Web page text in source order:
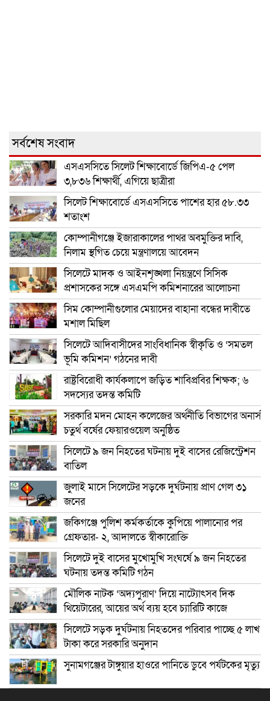
সর্বশেষ সংবাদ
এসএসসিতে সিলেট শিক্ষাবোর্ডে জিপিএ-৫ পেল
৩,৮৩৬ শিক্ষার্থী, এগিয়ে ছাত্রীরা
সিলেট শিক্ষাবোর্ডে এসএসসিতে পাশের হার ৫৮.৩৩
শতাংশ
কোম্পানীগঞ্জে ইজারাকালের পাথর অবমুক্তির দাবি,
নিলাম স্থগিত চেয়ে মন্ত্রণালয়ে আবেদন
সিলেটে মাদক ও আইনশৃঙ্খলা নিয়ন্ত্রণে সিসিক
প্রশাসকের সঙ্গে এসএমপি কমিশনারের আলোচনা
সিম কোম্পানীগুলোর মেয়াদের বাহানা বন্ধের দাবীতে
মশাল মিছিল
সিলেটে আদিবাসীদের সাংবিধানিক স্বীকৃতি ও ‘সমতল
ভূমি কমিশন’ গঠনের দাবী
রাষ্ট্রবিরোধী কার্যকলাপে জড়িত শাবিপ্রবির শিক্ষক; ৬
সদস্যের তদন্ত কমিটি
সরকারি মদন মোহন কলেজের অর্থনীতি বিভাগের অনার্স
চতুর্থ বর্ষের ফেয়ারওয়েল অনুষ্ঠিত
সিলেটে ৯ জন নিহতের ঘটনায় দুই বাসের রেজিস্ট্রেশন
বাতিল
জুলাই মাসে সিলেটের সড়কে দুর্ঘটনায় প্রাণ গেল ৩১
জনের
জকিগঞ্জে পুলিশ কর্মকর্তাকে কুপিয়ে পালানোর পর
গ্রেফতার- ২, আদালতে স্বীকারোক্তি
সিলেটে দুই বাসের মুখোমুখি সংঘর্ষে ৯ জন নিহতের
ঘটনায় তদন্ত কমিটি গঠন
মৌলিক নাটক ‘অদ্যপুরাণ’ দিয়ে নাট্যোৎসব দিক
থিয়েটারের, আয়ের অর্থ ব্যয় হবে চ্যারিটি কাজে
সিলেটে সড়ক দুর্ঘটনায় নিহতদের পরিবার পাচ্ছে ৫ লাখ
টাকা করে সরকারি অনুদান
সুনামগঞ্জের টাঙ্গুয়ার হাওরে পানিতে ডুবে পর্যটকের মৃত্যু